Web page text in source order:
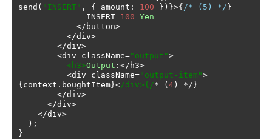
send ( "INSERT" , { amount : 100 })}>{ /* (5) */ }
              INSERT
100 Yen
</ button>
</div>
</div>
<div className="output">
<h3>Output :</ h3>
<div className="output-item">
{ context . boughtItem }</div>{/* ( 4 )
*/}
</div>
</div>
</div>
);
}